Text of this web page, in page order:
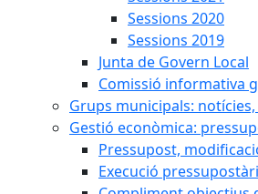
Sessions 2020
Sessions 2019
Junta de Govern Local
Comissió informativa
Grups municipals:
Gestió econòmica:
Pressupost,
Execució